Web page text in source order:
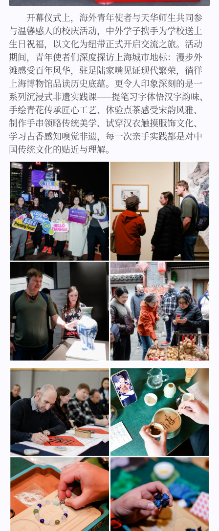
开幕仪式上，海外青年使者与天华师生共同参
与温馨感人的校庆活动，中外学子携手为学校送上
生日祝福，以文化为纽带正式开启交流之旅。活动
期间，青年使者们深度探访上海城市地标：漫步外
滩感受百年风华，驻足陆家嘴见证现代繁荣，徜徉
上海博物馆品读历史底蕴。更令人印象深刻的是一
系列沉浸式非遗实践课——提笔习字体悟汉字韵味、
手绘青花传承匠心工艺、体验点茶感受宋韵风雅、
制作手串领略传统美学、试穿汉衣触摸服饰文化、
学习古香感知嗅觉非遗，每一次亲手实践都是对中
国传统文化的贴近与理解。